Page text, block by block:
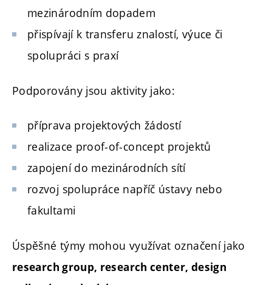
mezinárodním dopadem
přispívají k transferu znalostí, výuce či
spolupráci s praxí
Podporovány jsou aktivity jako:
příprava projektových žádostí
realizace proof-of-concept projektů
zapojení do mezinárodních sítí
rozvoj spolupráce napříč ústavy nebo
fakultami
Úspěšné týmy mohou využívat označení jako
research group, research center, design